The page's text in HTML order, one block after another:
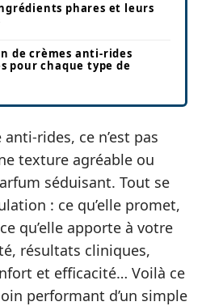
phares et leurs
de crèmes anti-rides
pour chaque type de
rides, ce n’est pas
texture agréable ou
séduisant. Tout se
: ce qu’elle promet,
qu’elle apporte à votre
résultats cliniques,
et efficacité… Voilà ce
performant d’un simple